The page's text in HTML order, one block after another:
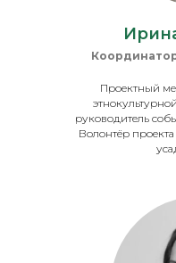
Проектный
руководитель
Волонтёр